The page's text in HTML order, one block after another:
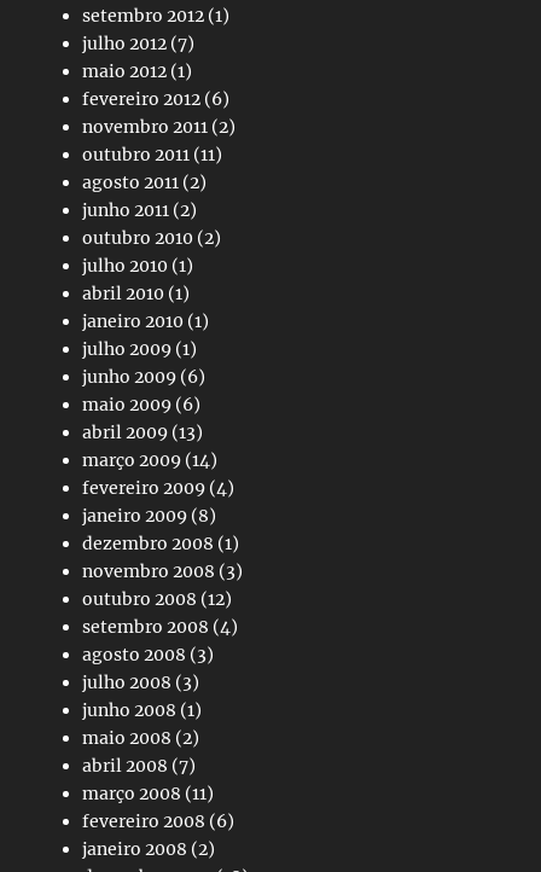
setembro 2012 (1)
julho 2012 (7)
maio 2012 (1)
fevereiro 2012 (6)
novembro 2011 (2)
outubro 2011 (11)
agosto 2011 (2)
junho 2011 (2)
outubro 2010 (2)
julho 2010 (1)
abril 2010 (1)
janeiro 2010 (1)
julho 2009 (1)
junho 2009 (6)
maio 2009 (6)
abril 2009 (13)
março 2009 (14)
fevereiro 2009 (4)
janeiro 2009 (8)
dezembro 2008 (1)
novembro 2008 (3)
outubro 2008 (12)
setembro 2008 (4)
agosto 2008 (3)
julho 2008 (3)
junho 2008 (1)
maio 2008 (2)
abril 2008 (7)
março 2008 (11)
fevereiro 2008 (6)
janeiro 2008 (2)